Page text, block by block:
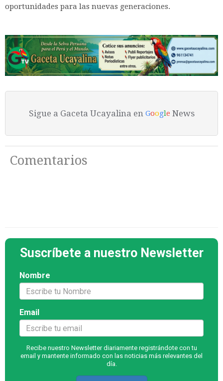
oportunidades para las nuevas generaciones.
Sigue a Gaceta Ucayalina en Google News
Comentarios
Suscríbete a nuestro Newsletter
Nombre
Email
Recibe nuestro Newsletter diariamente registrándote con tu
email y mantente informado con las noticias más relevantes del
día.